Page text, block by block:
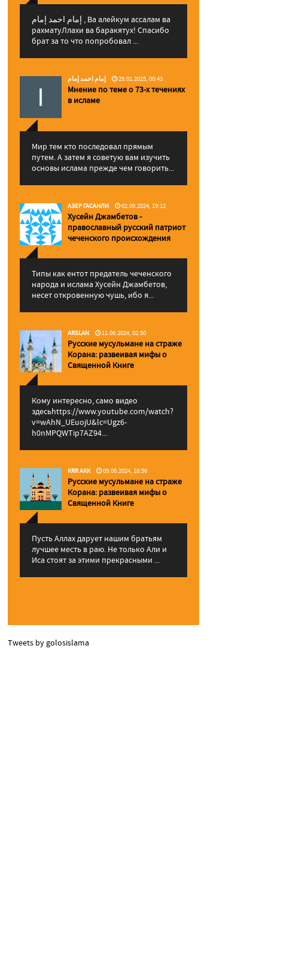
إمام احمد إمام , Ва алейкум ассалам ва
рахматуЛлахи ва баракятух! Спасибо
брат за то что попробовал ...
إمام احمد إمام 29.01.2025, 00:43
Мнение по теме о 73-х течениях
в исламе
Мир тем кто последовал прямым
путем. А затем я советую вам изучить
основы ислама прежде чем говорить...
АЗЕР ГАСАНЛИ 02.09.2024, 19:12
Хусейн Джамбетов -
православный русский патриот
чеченского происхождения
Типы как ентот предатель чеченского
народа и ислама Хусейн Джамбетов,
несет откровенную чушь, ибо я...
ARSLAN 11.06.2024, 02:50
Русские мусульмане на страже
Корана: pазвеивая мифы о
Священной Книге
Кому интересно, само видео
здесьhttps://www.youtube.com/watch?
v=wAhN_UEuojU&lc=Ugz6-
h0nMPQWTip7AZ94...
KRR AKK 09.06.2024, 18:56
Русские мусульмане на страже
Корана: pазвеивая мифы о
Священной Книге
Пусть Аллах дарует нашим братьям
лучшее месть в раю. Не только Али и
Иса стоят за этими прекрасными ...
Tweets by golosislama